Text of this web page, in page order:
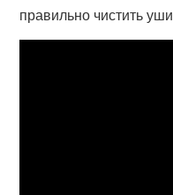
правильно чистить уши